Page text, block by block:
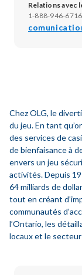
Relations avec
1-888-946-6716
Chez OLG, le
du jeu. En tant
des services de
de bienfaisance à
envers un jeu
activités. Depuis
64 milliards de
tout en créant
communautés
l’Ontario, les
locaux et le